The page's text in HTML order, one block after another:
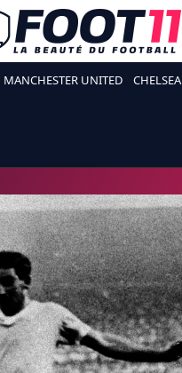
MANCHESTER UNITED CHELSEA